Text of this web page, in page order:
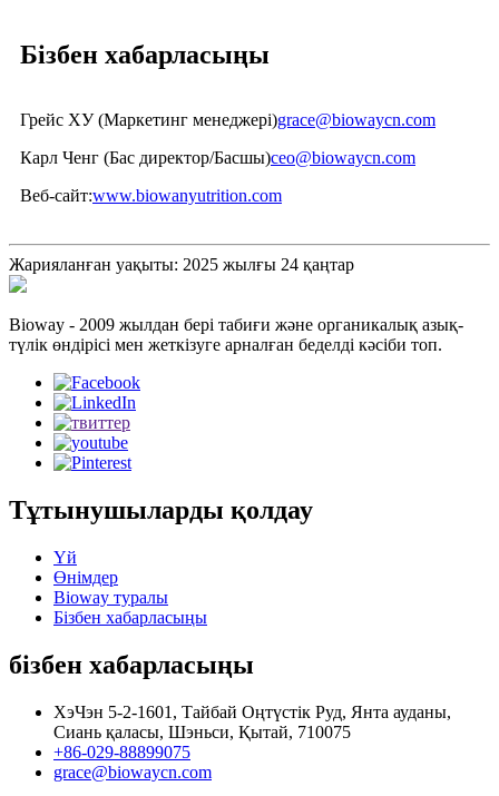
Бізбен хабарласыңы
Грейс ХУ (Маркетинг менеджері)grace@biowaycn.com
Карл Ченг (Бас директор/Басшы)ceo@biowaycn.com
Веб-сайт:www.biowanyutrition.com
Жарияланған уақыты: 2025 жылғы 24 қаңтар
Bioway - 2009 жылдан бері табиғи және органикалық азық-
түлік өндірісі мен жеткізуге арналған беделді кәсіби топ.
Тұтынушыларды қолдау
Үй
Өнімдер
Bioway туралы
Бізбен хабарласыңы
бізбен хабарласыңы
ХэЧэн 5-2-1601, Тайбай Оңтүстік Руд, Янта ауданы,
Сиань қаласы, Шэньси, Қытай, 710075
+86-029-88899075
grace@biowaycn.com